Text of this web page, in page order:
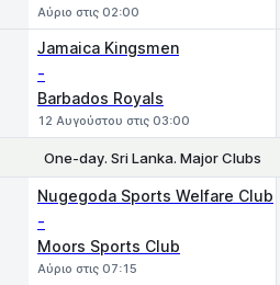
Αύριο στις 02:00
Jamaica Kingsmen
-
Barbados Royals
12 Αυγούστου στις 03:00
One-day. Sri Lanka. Major Clubs
Nugegoda Sports Welfare Club
-
Moors Sports Club
Αύριο στις 07:15